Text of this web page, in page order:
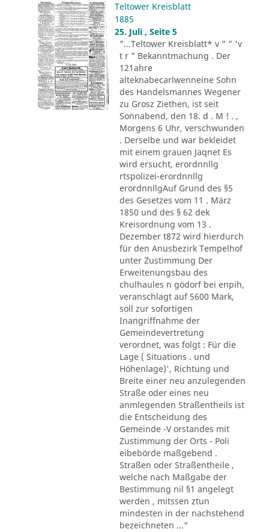
Teltower Kreisblatt
1885
25. Juli , Seite 5
"...Teltower Kreisblatt* v " " 'v
t r " Bekanntmachung . Der
121ahre
alteknabecarlwenneine Sohn
des Handelsmannes Wegener
zu Grosz Ziethen, ist seit
Sonnabend, den 18. d . M ! . ,
Morgens 6 Uhr, verschwunden
. Derselbe und war bekleidet
mit einem grauen Jaqnet Es
wird ersucht, erordnnllg
rtspolizei-erordnnllg
erordnnllgAuf Grund des §5
des Gesetzes vom 11 . März
1850 und des § 62 dek
Kreisordnung vom 13 .
Dezember t872 wird hierdurch
für den Anusbezirk Tempelhof
unter Zustimmung Der
Erweitenungsbau des
chulhaules n gödorf bei enpih,
veranschlagt auf 5600 Mark,
soll zur sofortigen
Inangriffnahme der
Gemeindevertretung
verordnet, was folgt : Für die
Lage ( Situations . und
Höhenlage)', Richtung und
Breite einer neu anzulegenden
Straße oder eines neu
anmlegenden Straßentheils ist
die Entscheidung des
Gemeinde -V orstandes mit
Zustimmung der Orts - Poli
eibebörde maßgebend .
Straßen oder Straßentheile ,
welche nach Maßgabe der
Bestimmung nil §1 angelegt
werden , mitssen ztun
mindesten in der nachstehend
bezeichneten ..."